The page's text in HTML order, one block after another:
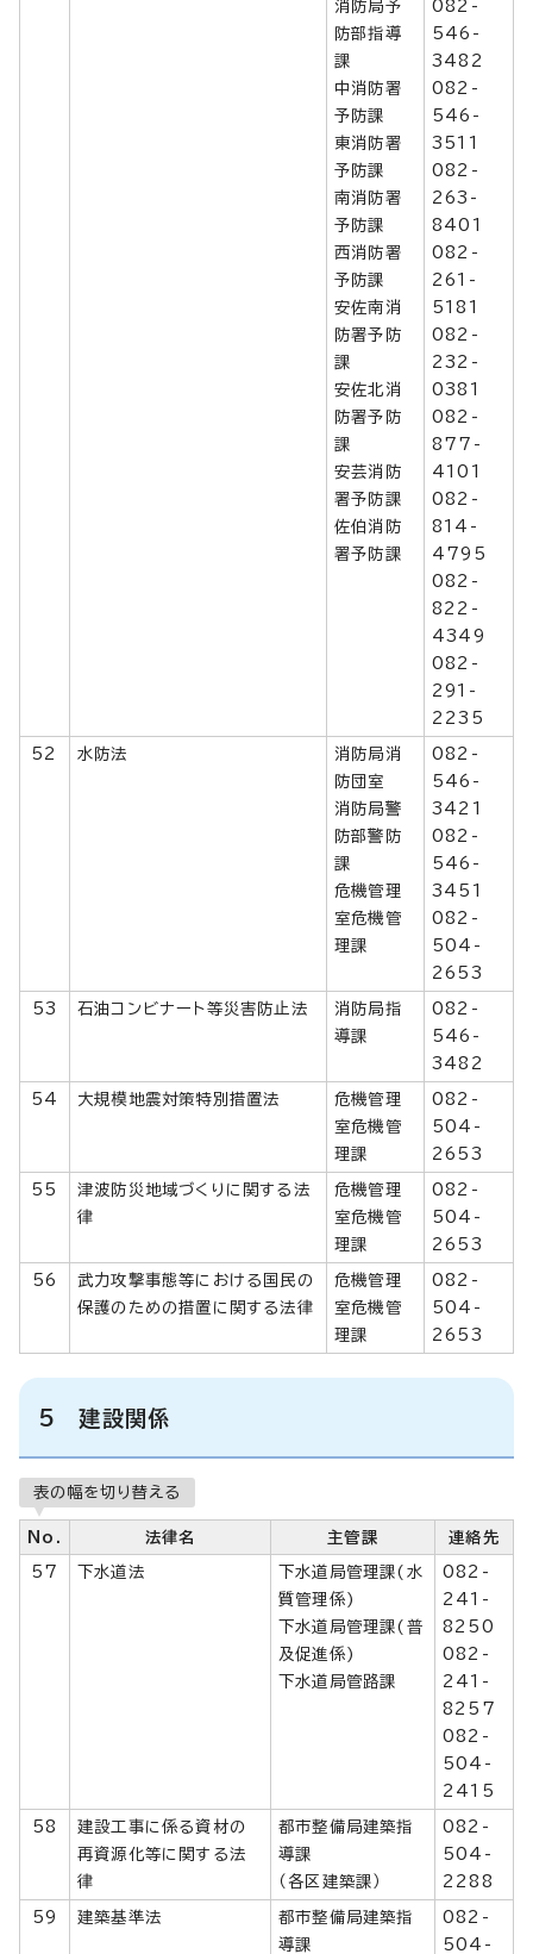
消防局予
防部指導
課
中消防署
予防課
東消防署
予防課
南消防署
予防課
西消防署
予防課
安佐南消
防署予防
課
安佐北消
防署予防
課
安芸消防
署予防課
佐伯消防
署予防課
082-
546-
3482
082-
546-
3511
082-
263-
8401
082-
261-
5181
082-
232-
0381
082-
877-
4101
082-
814-
4795
082-
822-
4349
082-
291-
2235
52 水防法
消防局消
防団室
消防局警
防部警防
課
危機管理
室危機管
理課
082-
546-
3421
082-
546-
3451
082-
504-
2653
53 石油コンビナート等災害防止法
消防局指
導課
082-
546-
3482
54 大規模地震対策特別措置法
危機管理
室危機管
理課
082-
504-
2653
55
津波防災地域づくりに関する法
律
危機管理
室危機管
理課
082-
504-
2653
56
武力攻撃事態等における国民の
保護のための措置に関する法律
危機管理
室危機管
理課
082-
504-
2653
5 建設関係
表の幅を切り替える
No. 法律名 主管課 連絡先
57 下水道法
下水道局管理課(水
質管理係)
下水道局管理課(普
及促進係)
下水道局管路課
082-
241-
8250
082-
241-
8257
082-
504-
2415
58
建設工事に係る資材の
再資源化等に関する法
律
都市整備局建築指
導課
（各区建築課）
082-
504-
2288
59 建築基準法
都市整備局建築指
導課
082-
504-